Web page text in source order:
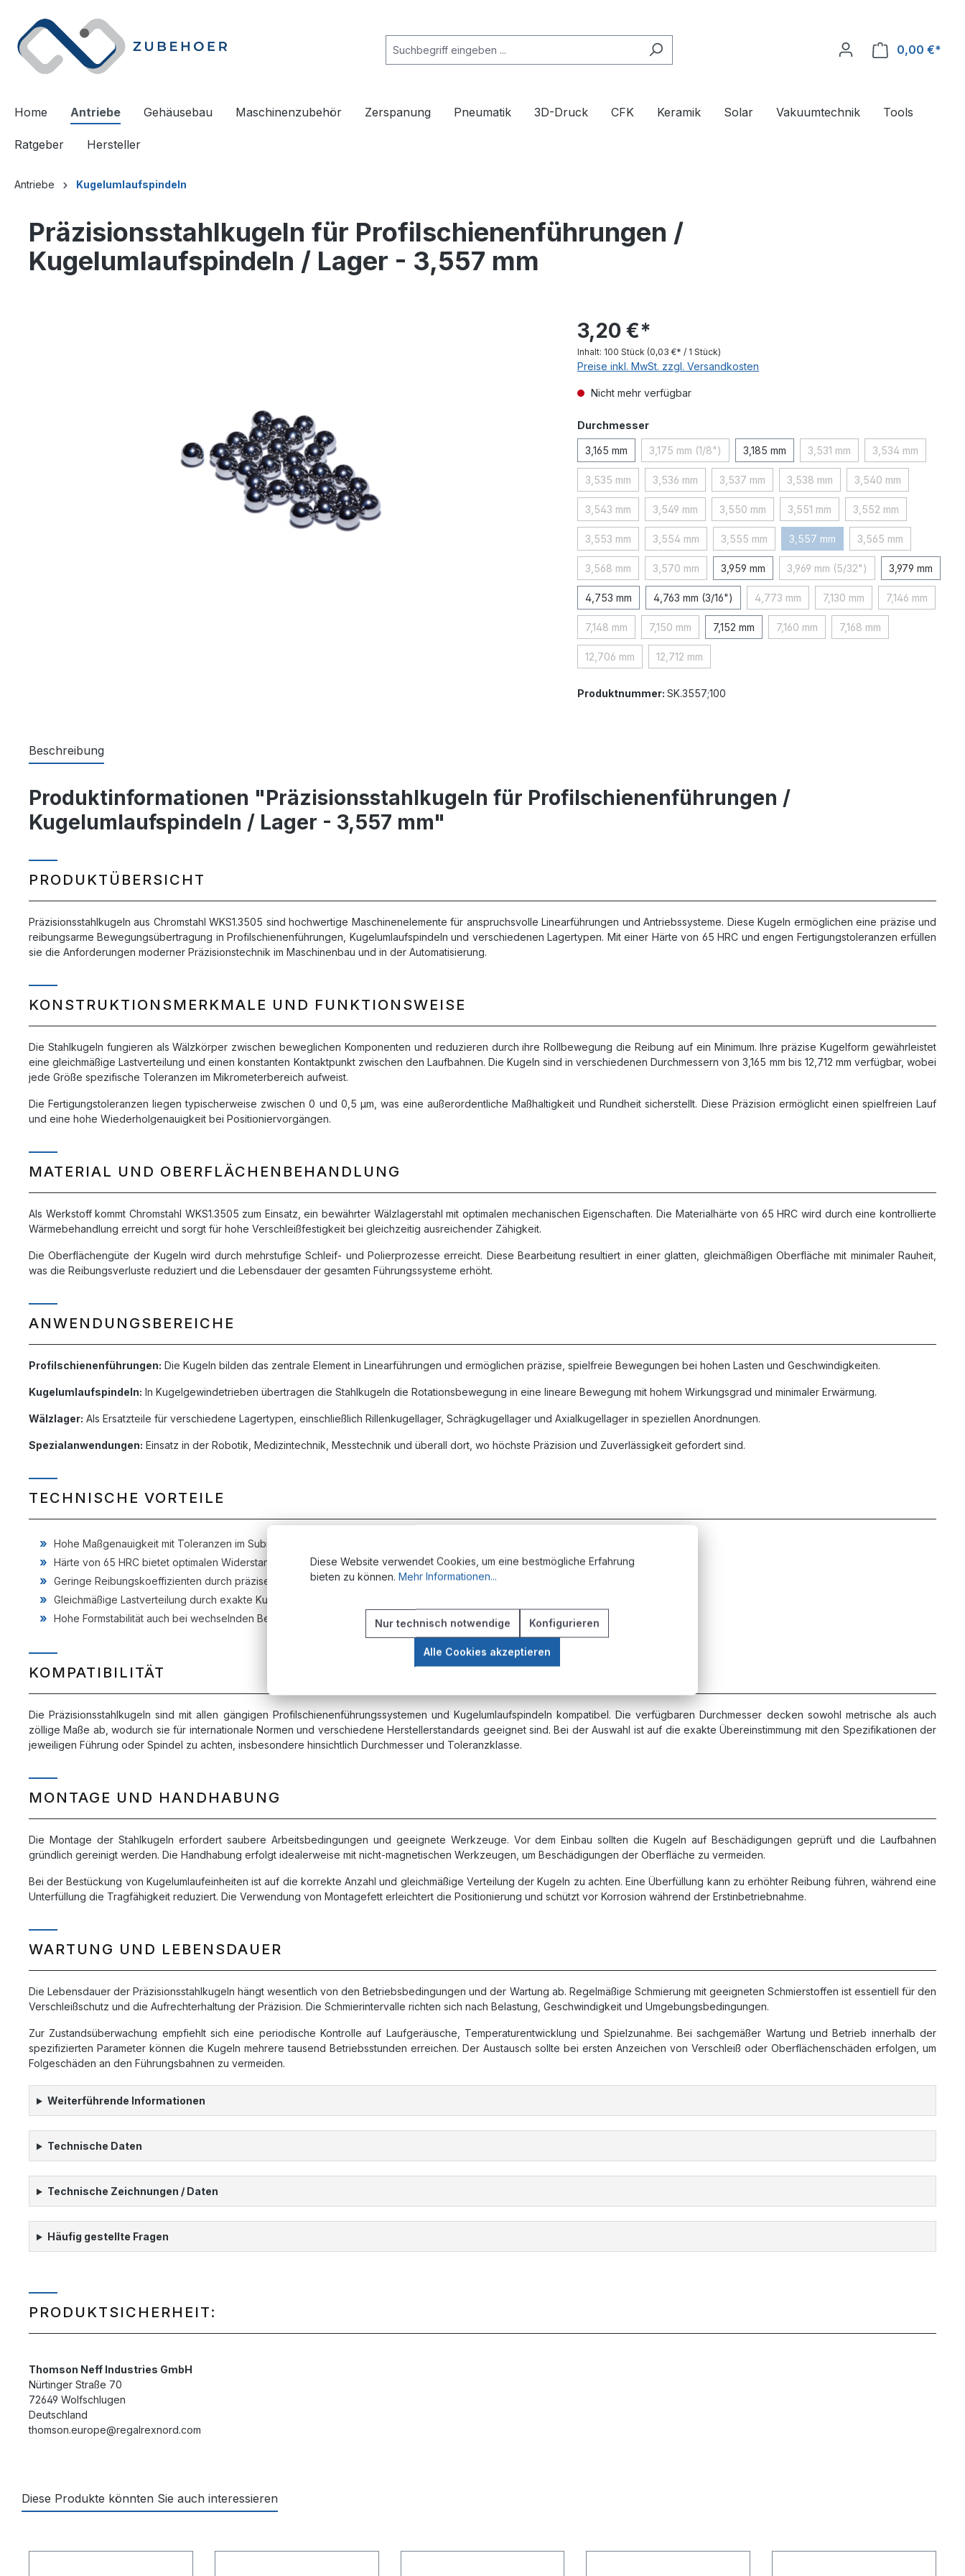
0,00 €*
Home Antriebe Gehäusebau Maschinenzubehör Zerspanung Pneumatik 3D-Druck CFK Keramik Solar Vakuumtechnik Tools
Ratgeber Hersteller
Antriebe Kugelumlaufspindeln
Präzisionsstahlkugeln für Profilschienenführungen /
Kugelumlaufspindeln / Lager - 3,557 mm
3,20 €*
Inhalt: 100 Stück (0,03 €* / 1 Stück)
Preise inkl. MwSt. zzgl. Versandkosten
Nicht mehr verfügbar
Durchmesserauswählen
3,165 mm 3,175 mm (1/8")(Diese Option ist zurzeit nicht verfügbar.)
3,185 mm 3,531 mm(Diese Option ist zurzeit nicht
3,534 mm(Diese Option
3,535 mm(Diese Option ist zurzeit nicht verfügbar.)
3,536 mm(Diese Option ist zurzeit nicht verfügbar.)
3,537 mm(Diese Option ist zurzeit nicht verfügbar.)
3,538 mm(Diese Option ist zurzeit nicht
3,540 mm(Diese Option ist
3,543 mm(Diese Option ist zurzeit nicht verfügbar.)
3,549 mm(Diese Option ist zurzeit nicht verfügbar.)
3,550 mm(Diese Option ist zurzeit nicht verfügbar.)
3,551 mm(Diese Option ist zurzeit nicht
3,552 mm(Diese Option ist
3,553 mm(Diese Option ist zurzeit nicht verfügbar.)
3,554 mm(Diese Option ist zurzeit nicht verfügbar.)
3,555 mm(Diese Option ist zurzeit nicht verfügbar.)
3,557 mm(Diese Option ist zurzeit nicht
3,565 mm(Diese Option ist
3,568 mm(Diese Option ist zurzeit nicht verfügbar.)
3,570 mm(Diese Option ist zurzeit nicht verfügbar.)
3,959 mm 3,969 mm (5/32")(Diese Option ist zurzeit nicht
3,979 mm
4,753 mm 4,763 mm (3/16") 4,773 mm(Diese Option ist zurzeit nicht verfügbar.)
7,130 mm(Diese Option ist zurzeit
7,146 mm
(Diese
7,148 mm(Diese Option ist zurzeit nicht verfügbar.)
7,150 mm(Diese Option ist zurzeit nicht verfügbar.)
7,152 mm 7,160 mm(Diese Option ist zurzeit nicht
7,168 mm(Diese Option ist zurzeit
12,706 mm(Diese Option ist zurzeit nicht verfügbar.)
12,712 mm(Diese Option ist zurzeit nicht verfügbar.)
Produktnummer: SK.3557;100
Beschreibung
Produktinformationen "Präzisionsstahlkugeln für Profilschienenführungen /
Kugelumlaufspindeln / Lager - 3,557 mm"
PRODUKTÜBERSICHT
Präzisionsstahlkugeln aus Chromstahl WKS1.3505 sind hochwertige Maschinenelemente für anspruchsvolle Linearführungen und Antriebssysteme. Diese Kugeln ermöglichen eine präzise und
reibungsarme Bewegungsübertragung in Profilschienenführungen, Kugelumlaufspindeln und verschiedenen Lagertypen. Mit einer Härte von 65 HRC und engen Fertigungstoleranzen erfüllen
sie die Anforderungen moderner Präzisionstechnik im Maschinenbau und in der Automatisierung.
KONSTRUKTIONSMERKMALE UND FUNKTIONSWEISE
Die Stahlkugeln fungieren als Wälzkörper zwischen beweglichen Komponenten und reduzieren durch ihre Rollbewegung die Reibung auf ein Minimum. Ihre präzise Kugelform gewährleistet
eine gleichmäßige Lastverteilung und einen konstanten Kontaktpunkt zwischen den Laufbahnen. Die Kugeln sind in verschiedenen Durchmessern von 3,165 mm bis 12,712 mm verfügbar, wobei
jede Größe spezifische Toleranzen im Mikrometerbereich aufweist.
Die Fertigungstoleranzen liegen typischerweise zwischen 0 und 0,5 µm, was eine außerordentliche Maßhaltigkeit und Rundheit sicherstellt. Diese Präzision ermöglicht einen spielfreien Lauf
und eine hohe Wiederholgenauigkeit bei Positioniervorgängen.
MATERIAL UND OBERFLÄCHENBEHANDLUNG
Als Werkstoff kommt Chromstahl WKS1.3505 zum Einsatz, ein bewährter Wälzlagerstahl mit optimalen mechanischen Eigenschaften. Die Materialhärte von 65 HRC wird durch eine kontrollierte
Wärmebehandlung erreicht und sorgt für hohe Verschleißfestigkeit bei gleichzeitig ausreichender Zähigkeit.
Die Oberflächengüte der Kugeln wird durch mehrstufige Schleif- und Polierprozesse erreicht. Diese Bearbeitung resultiert in einer glatten, gleichmäßigen Oberfläche mit minimaler Rauheit,
was die Reibungsverluste reduziert und die Lebensdauer der gesamten Führungssysteme erhöht.
ANWENDUNGSBEREICHE
Profilschienenführungen: Die Kugeln bilden das zentrale Element in Linearführungen und ermöglichen präzise, spielfreie Bewegungen bei hohen Lasten und Geschwindigkeiten.
Kugelumlaufspindeln: In Kugelgewindetrieben übertragen die Stahlkugeln die Rotationsbewegung in eine lineare Bewegung mit hohem Wirkungsgrad und minimaler Erwärmung.
Wälzlager: Als Ersatzteile für verschiedene Lagertypen, einschließlich Rillenkugellager, Schrägkugellager und Axialkugellager in speziellen Anordnungen.
Spezialanwendungen: Einsatz in der Robotik, Medizintechnik, Messtechnik und überall dort, wo höchste Präzision und Zuverlässigkeit gefordert sind.
TECHNISCHE VORTEILE
Hohe Maßgenauigkeit mit Toleranzen im Submikrometerbereich gewährleistet gleichmäßige Bewegungsabläufe und minimales Spiel
Härte von 65 HRC bietet optimalen Widerstand gegen Verschleiß und plastische Verformung unter Last
Geringe Reibungskoeffizienten durch präzise Oberflächenbearbeitung reduzieren Energieverluste und Wärmeentwicklung
Gleichmäßige Lastverteilung durch exakte Kugelform verhindert lokale Überlastungen und verlängert die Lebensdauer
Hohe Formstabilität auch bei wechselnden Belastungen und Temperaturschwankungen
KOMPATIBILITÄT
Die Präzisionsstahlkugeln sind mit allen gängigen Profilschienenführungssystemen und Kugelumlaufspindeln kompatibel. Die verfügbaren Durchmesser decken sowohl metrische als auch
zöllige Maße ab, wodurch sie für internationale Normen und verschiedene Herstellerstandards geeignet sind. Bei der Auswahl ist auf die exakte Übereinstimmung mit den Spezifikationen der
jeweiligen Führung oder Spindel zu achten, insbesondere hinsichtlich Durchmesser und Toleranzklasse.
MONTAGE UND HANDHABUNG
Die Montage der Stahlkugeln erfordert saubere Arbeitsbedingungen und geeignete Werkzeuge. Vor dem Einbau sollten die Kugeln auf Beschädigungen geprüft und die Laufbahnen
gründlich gereinigt werden. Die Handhabung erfolgt idealerweise mit nicht-magnetischen Werkzeugen, um Beschädigungen der Oberfläche zu vermeiden.
Bei der Bestückung von Kugelumlaufeinheiten ist auf die korrekte Anzahl und gleichmäßige Verteilung der Kugeln zu achten. Eine Überfüllung kann zu erhöhter Reibung führen, während eine
Unterfüllung die Tragfähigkeit reduziert. Die Verwendung von Montagefett erleichtert die Positionierung und schützt vor Korrosion während der Erstinbetriebnahme.
WARTUNG UND LEBENSDAUER
Die Lebensdauer der Präzisionsstahlkugeln hängt wesentlich von den Betriebsbedingungen und der Wartung ab. Regelmäßige Schmierung mit geeigneten Schmierstoffen ist essentiell für den
Verschleißschutz und die Aufrechterhaltung der Präzision. Die Schmierintervalle richten sich nach Belastung, Geschwindigkeit und Umgebungsbedingungen.
Zur Zustandsüberwachung empfiehlt sich eine periodische Kontrolle auf Laufgeräusche, Temperaturentwicklung und Spielzunahme. Bei sachgemäßer Wartung und Betrieb innerhalb der
spezifizierten Parameter können die Kugeln mehrere tausend Betriebsstunden erreichen. Der Austausch sollte bei ersten Anzeichen von Verschleiß oder Oberflächenschäden erfolgen, um
Folgeschäden an den Führungsbahnen zu vermeiden.
Weiterführende Informationen
Technische Daten
Technische Zeichnungen / Daten
Häufig gestellte Fragen
PRODUKTSICHERHEIT:
Thomson Neff Industries GmbH
Nürtinger Straße 70
72649 Wolfschlugen
Deutschland
thomson.europe@regalrexnord.com
Diese Produkte könnten Sie auch interessieren
Diese Website verwendet Cookies, um eine bestmögliche Erfahrung
bieten zu können. Mehr Informationen...
Nur technisch notwendige Konfigurieren
Alle Cookies akzeptieren